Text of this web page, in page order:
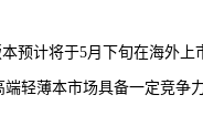
预计将于5月下旬在海外上
轻薄本市场具备一定竞争力